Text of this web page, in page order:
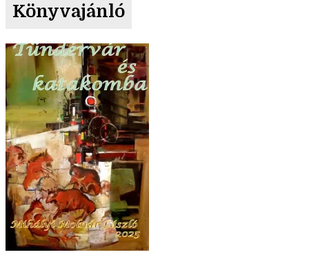
Könyvajánló